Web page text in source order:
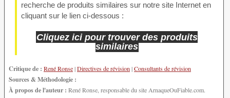
recherche de produits similaires sur notre site Internet en
cliquant sur le lien ci-dessous :
Cliquez ici pour trouver des produits
similaires
Critique de : René Ronse|Directives de révision|Consultants de révision
Sources & Méthodologie :
À propos de l'auteur : René Ronse, responsable du site ArnaqueOuFiable.com.